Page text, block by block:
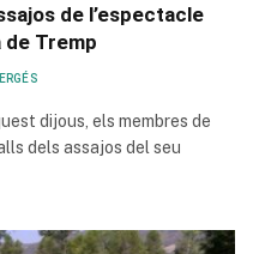
de l’espectacle
de Tremp
dijous, els membres de
dels assajos del seu